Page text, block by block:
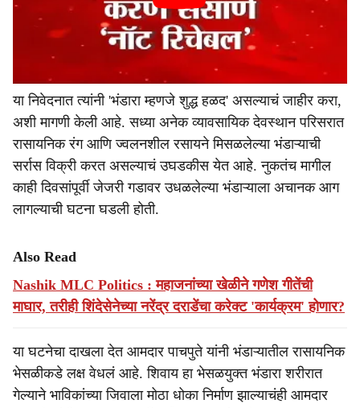
या निवेदनात त्यांनी 'भंडारा म्हणजे शुद्ध हळद' असल्याचं जाहीर करा,
अशी मागणी केली आहे. सध्या अनेक व्यावसायिक देवस्थान परिसरात
रासायनिक रंग आणि ज्वलनशील रसायने मिसळलेल्या भंडाऱ्याची
सर्रास विक्री करत असल्याचं उघडकीस येत आहे. नुकतंच मागील
काही दिवसांपूर्वी जेजरी गडावर उधळलेल्या भंडाऱ्याला अचानक आग
लागल्याची घटना घडली होती.
Also Read
Nashik MLC Politics : महाजनांच्या खेळीने गणेश गीतेंची
माघार, तरीही शिंदेसेनेच्या नरेंद्र दराडेंचा करेक्ट 'कार्यक्रम' होणार?
या घटनेचा दाखला देत आमदार पाचपुते यांनी भंडाऱ्यातील रासायनिक
भेसळीकडे लक्ष वेधलं आहे. शिवाय हा भेसळयुक्त भंडारा शरीरात
गेल्याने भाविकांच्या जिवाला मोठा धोका निर्माण झाल्याचंही आमदार